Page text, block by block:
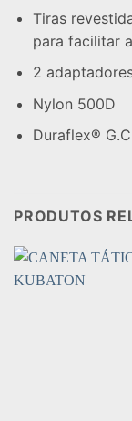
Tiras
para facilitar
2
Nylon 500D
Duraflex®
PRODUTOS